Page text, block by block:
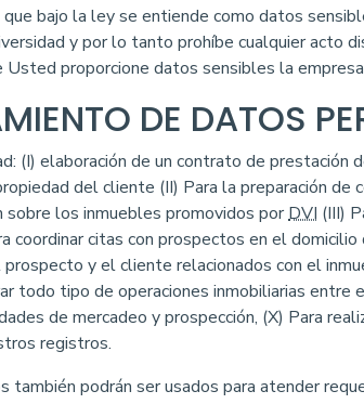
bajo la ley se entiende como datos
y por lo tanto prohíbe cualquier acto
Usted proporcione datos sensibles la
DE DATOS
(I) elaboración de un contrato de prestación
del cliente (II) Para la preparación
los inmuebles promovidos porDVI (III)
coordinar citas con prospectos en el
y el cliente relacionados con el
todo tipo de operaciones inmobiliarias
de mercadeo y prospección, (X) Para
registros.
también podrán ser usados para atender